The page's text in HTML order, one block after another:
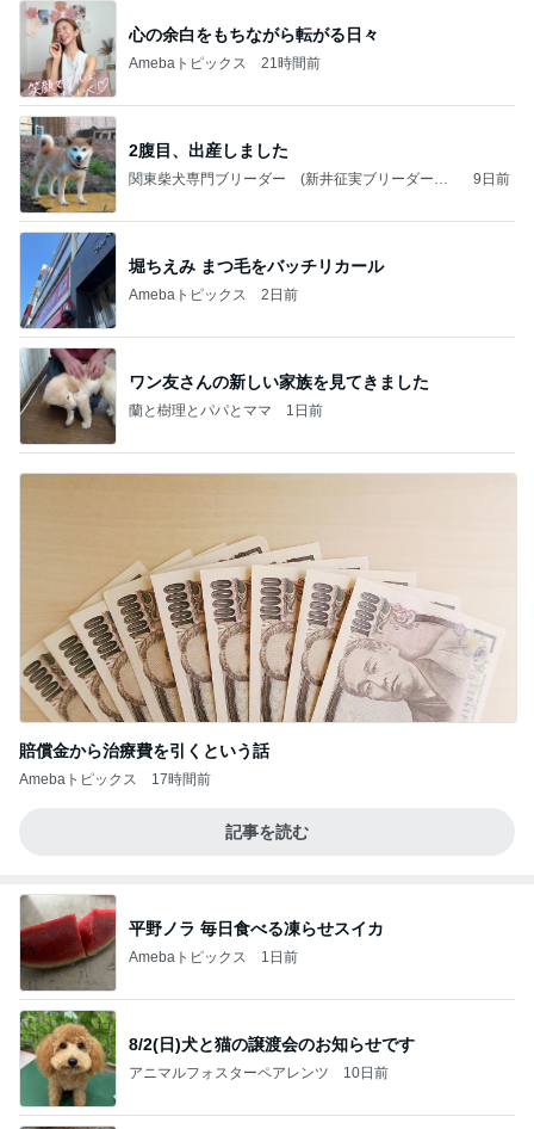
心の余白をもちながら転がる日々
Amebaトピックス 21時間前
2腹目、出産しました
関東柴犬専門ブリーダー (新井征実ブリーダー）
9日前
堀ちえみ まつ毛をバッチリカール
Amebaトピックス 2日前
ワン友さんの新しい家族を見てきました
蘭と樹理とパパとママ 1日前
賠償金から治療費を引くという話
Amebaトピックス 17時間前
記事を読む
平野ノラ 毎日食べる凍らせスイカ
Amebaトピックス 1日前
8/2(日)犬と猫の譲渡会のお知らせです
アニマルフォスターペアレンツ 10日前